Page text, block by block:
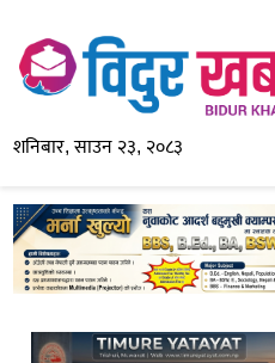
शनिबार, साउन २३, २०८३